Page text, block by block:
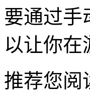
要通过手
以让你在
推荐您阅